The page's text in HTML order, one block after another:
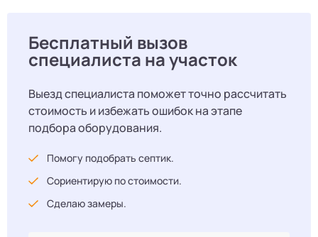
Бесплатный вызов
специалиста на участок
Выезд специалиста поможет точно рассчитать
стоимость и избежать ошибок на этапе
подбора оборудования.
Помогу подобрать септик.
Сориентирую по стоимости.
Сделаю замеры.